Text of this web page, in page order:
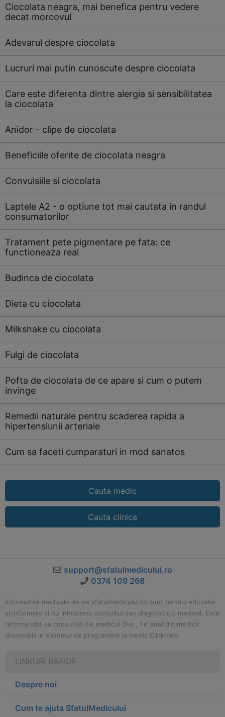
Ciocolata neagra, mai benefica pentru vedere
decat morcovul
Adevarul despre ciocolata
Lucruri mai putin cunoscute despre ciocolata
Care este diferenta dintre alergia si sensibilitatea
la ciocolata
Anidor - clipe de ciocolata
Beneficiile oferite de ciocolata neagra
Convulsiile si ciocolata
Laptele A2 - o optiune tot mai cautata in randul
consumatorilor
Tratament pete pigmentare pe fata: ce
functioneaza real
Budinca de ciocolata
Dieta cu ciocolata
Milkshake cu ciocolata
Fulgi de ciocolata
Pofta de ciocolata de ce apare si cum o putem
invinge
Remedii naturale pentru scaderea rapida a
hipertensiunii arteriale
Cum sa faceti cumparaturi in mod sanatos
Cauta medic
Cauta clinica
support@sfatulmedicului.ro
0374 109 268
Informatiile medicale de pe sfatulmedicului.ro sunt pentru educatie
si informare si nu inlocuiesc consultul sau diagnosticul medical. Este
recomandat sa consultati fie medicul Dvs., fie unul din medicii
disponibili in sistemul de programare la medic Clickmed.
LINKURI RAPIDE
Despre noi
Cum te ajuta SfatulMedicului